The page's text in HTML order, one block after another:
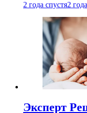
2 года спустя2
Эксперт